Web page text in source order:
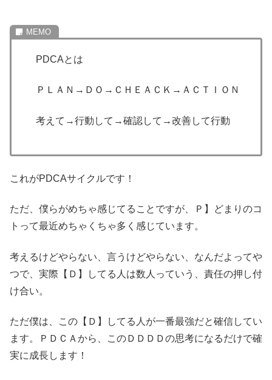
PDCAとは
ＰＬＡＮ→ＤＯ→ＣＨＥＡＣＫ→ＡＣＴＩＯＮ
考えて→行動して→確認して→改善して行動
これがPDCAサイクルです！
ただ、僕らがめちゃ感じてることですが、Ｐ】どまりのコ
トって最近めちゃくちゃ多く感じています。
考えるけどやらない、言うけどやらない、なんだよってや
つで、実際【Ｄ】してる人は数人っていう、責任の押し付
け合い。
ただ僕は、この【Ｄ】してる人が一番最強だと確信してい
ます。ＰＤＣＡから、このＤＤＤＤの思考になるだけで確
実に成長します！